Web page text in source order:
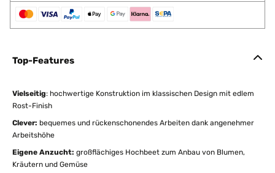
Top-Features
Vielseitig: hochwertige Konstruktion im klassischen Design mit edlem
Rost-Finish
Clever: bequemes und rückenschonendes Arbeiten dank angenehmer
Arbeitshöhe
Eigene Anzucht: großflächiges Hochbeet zum Anbau von Blumen,
Kräutern und Gemüse